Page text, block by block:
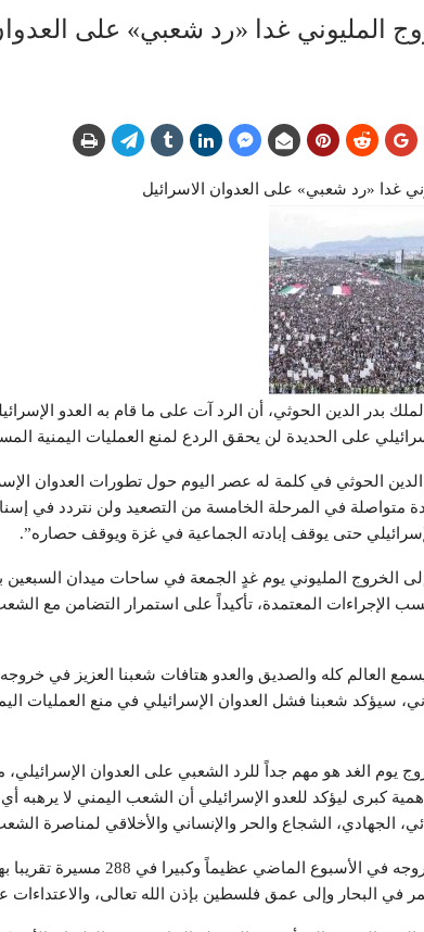
المليوني غدا «رد شعبي» على
غدا «رد شعبي» على العدوان الاسرائيل
بدر الدين الحوثي، أن الرد آت على ما قام به العدو
على الحديدة لن يحقق الردع لمنع العمليات اليمنية
الدين الحوثي في كلمة له عصر اليوم حول تطورات العدوان
متواصلة في المرحلة الخامسة من التصعيد ولن نتردد في
حتى يوقف إبادته الجماعية في غزة ويوقف حصاره”.
الخروج المليوني يوم غدٍ الجمعة في ساحات ميدان السبعين
الإجراءات المعتمدة، تأكيداً على استمرار التضامن مع
العالم كله والصديق والعدو هتافات شعبنا العزيز في
سيؤكد شعبنا فشل العدوان الإسرائيلي في منع العمليات
يوم الغد هو مهم جداً للرد الشعبي على العدوان الإسرائيلي،
كبرى ليؤكد للعدو الإسرائيلي أن الشعب اليمني لا يرهبه
الجهادي، الشجاع والحر والإنساني والأخلاقي لمناصرة
وتابع “شعبنا العزيز كان خروجه في
في البحار وإلى عمق فلسطين بإذن الله تعالى، والاعتداءات